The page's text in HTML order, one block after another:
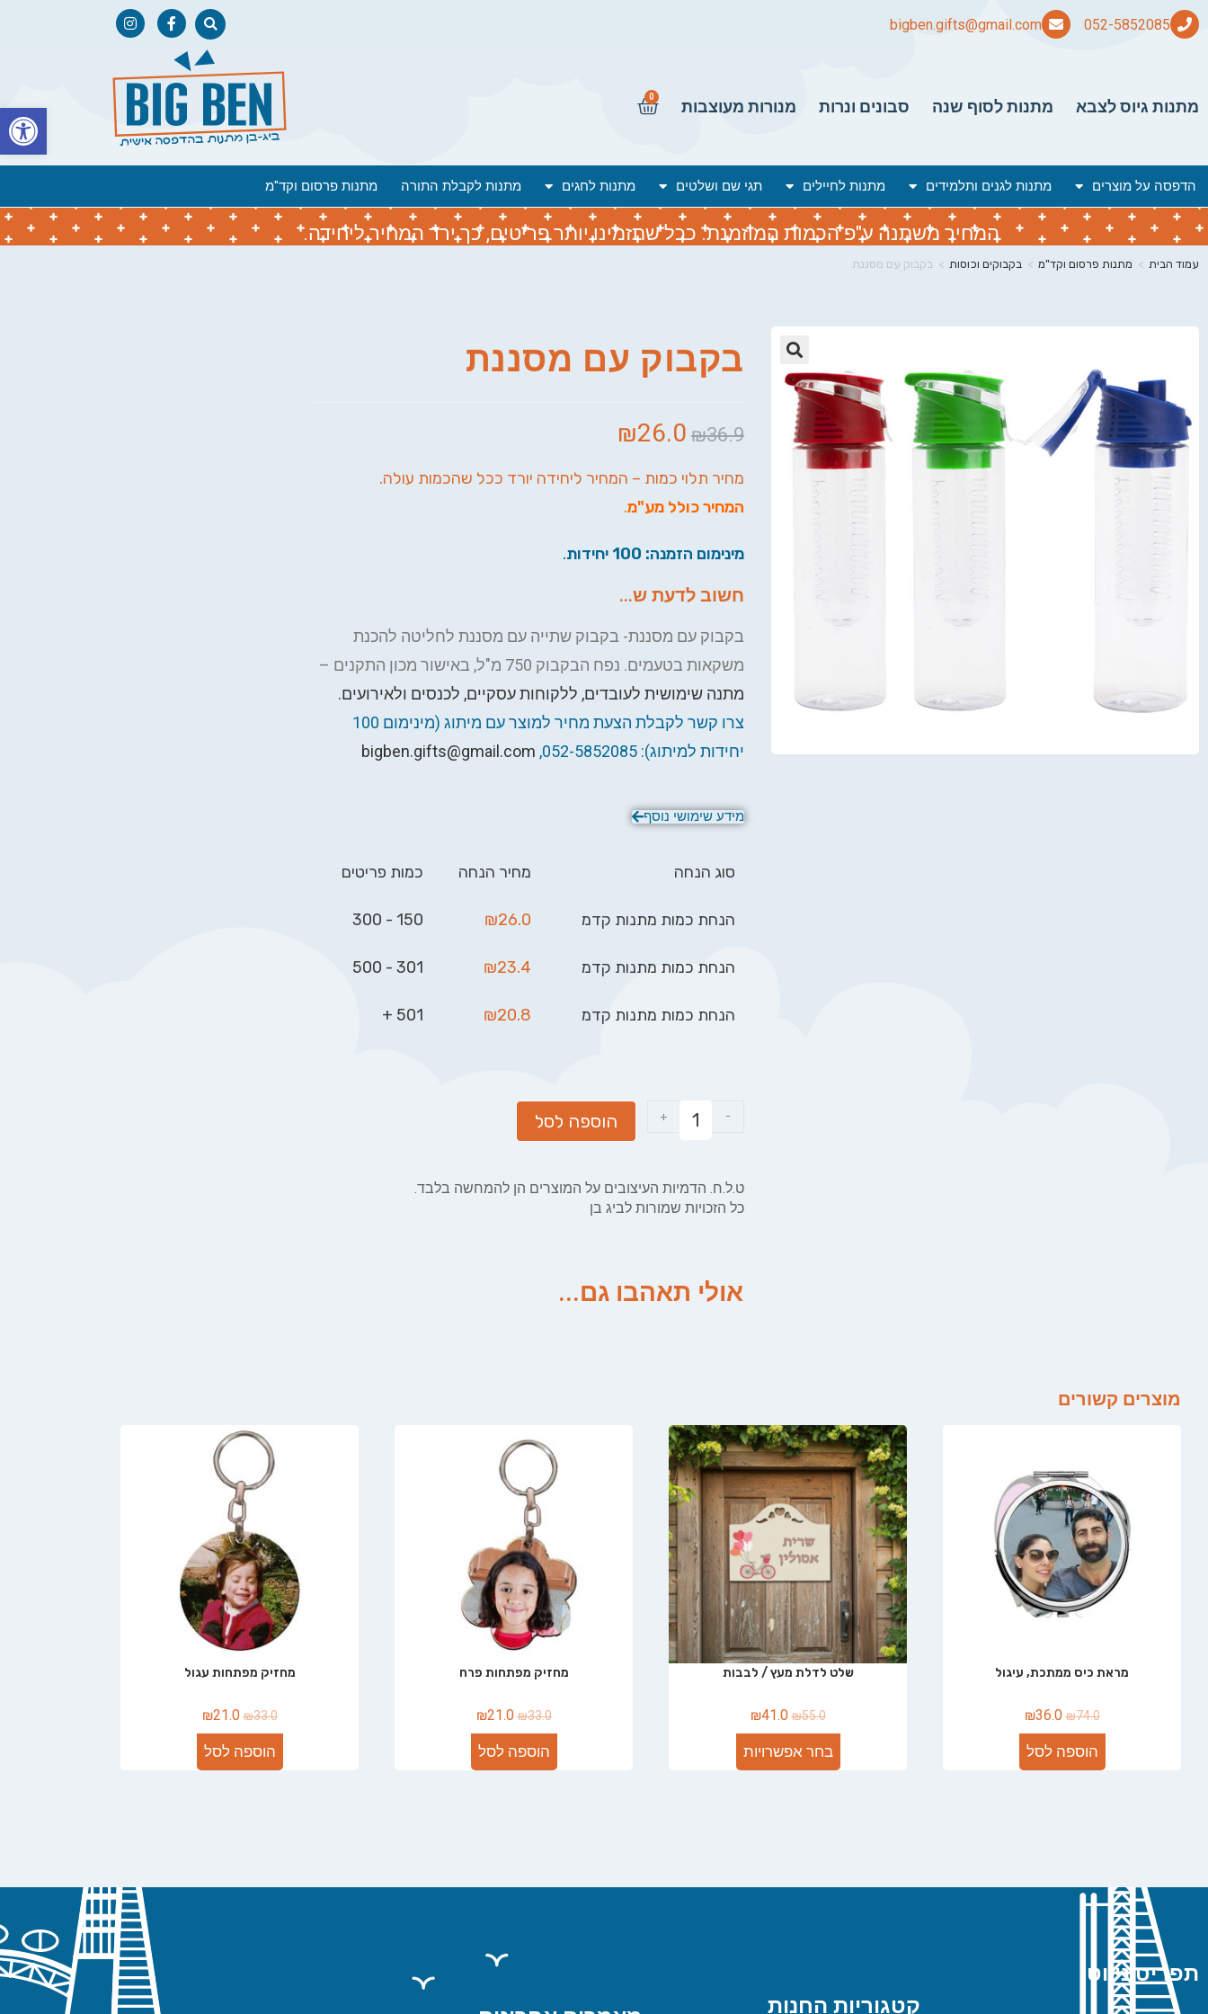
bigben.gifts@gmail.com
מתנות גיוס לצבא מתנות לסוף שנה סבונים ונרות מנורות מעוצבות
0
הדפסה על מוצרים מתנות לגנים ותלמידים מתנות לחיילים תגי שם ושלטים מתנות לחגים מתנות לקבלת התורה מתנות פרסום וקד"מ
המחיר משתנה ע"פ הכמות המוזמנת. ככל שתזמינו יותר פריטים, כך ירד המחיר ליחידה.
עמוד הבית > מתנות פרסום וקד"מ > בקבוקים וכוסות > בקבוק עם מסננת
🔍 בקבוק עם מסננת
₪36.9
₪26.0
מחיר תלוי כמות – המחיר ליחידה יורד ככל שהכמות עולה.
המחיר כולל מע"מ.
מינימום הזמנה: 100 יחידות .
חשוב לדעת ש...
בקבוק עם מסננת- בקבוק שתייה עם מסננת לחליטה להכנת
משקאות בטעמים. נפח הבקבוק 750 מ"ל, באישור מכון התקנים –
מתנה שימושית לעובדים, ללקוחות עסקיים, לכנסים ולאירועים.
צרו קשר לקבלת הצעת מחיר למוצר עם מיתוג (מינימום 100
יחידות למיתוג): 052-5852085,
bigben.gifts@gmail.com
מידע שימושי נוסף
סוג הנחה מחיר הנחה כמות פריטים
הנחת כמות מתנות קדמ ₪26.0
150 - 300
הנחת כמות מתנות קדמ ₪23.4
301 - 500
הנחת כמות מתנות קדמ ₪20.8
501 +
-
+ הוספה לסל
ט.ל.ח. הדמיות העיצובים על המוצרים הן להמחשה בלבד.
כל הזכויות שמורות לביג בן
אולי תאהבו גם...
מוצרים קשורים
מראת כיס ממתכת, עיגול
₪74.0
₪36.0
הוספה לסל
שלט לדלת מעץ / לבבות
₪55.0
₪41.0
בחר אפשרויות
מחזיק מפתחות פרח
₪33.0
₪21.0
הוספה לסל
מחזיק מפתחות עגול
₪33.0
₪21.0
הוספה לסל
תפריט ניווט
קטגוריות החנות